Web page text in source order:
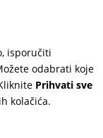
isporučiti
odabrati koje
Prihvati sve
kolačića.